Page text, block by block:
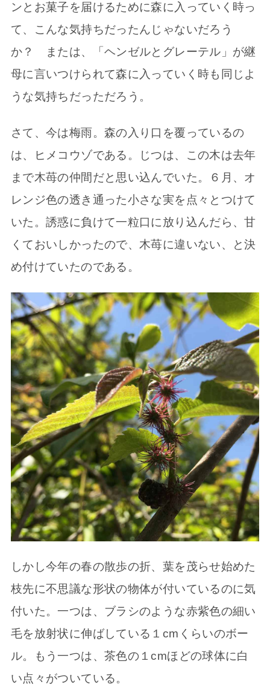
ンとお菓子を届けるために森に入っていく時っ
て、こんな気持ちだったんじゃないだろう
か？ または、「ヘンゼルとグレーテル」が継
母に言いつけられて森に入っていく時も同じよ
うな気持ちだっただろう。
さて、今は梅雨。森の入り口を覆っているの
は、ヒメコウゾである。じつは、この木は去年
まで木苺の仲間だと思い込んでいた。６月、オ
レンジ色の透き通った小さな実を点々とつけて
いた。誘惑に負けて一粒口に放り込んだら、甘
くておいしかったので、木苺に違いない、と決
め付けていたのである。
しかし今年の春の散歩の折、葉を茂らせ始めた
枝先に不思議な形状の物体が付いているのに気
付いた。一つは、ブラシのような赤紫色の細い
毛を放射状に伸ばしている１cmくらいのボー
ル。もう一つは、茶色の１cmほどの球体に白
い点々がついている。